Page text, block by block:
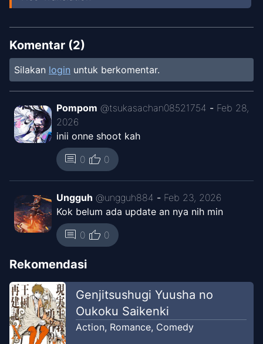
Komentar (2)
Silakan login untuk berkomentar.
Pompom @tsukasachan08521754 - Feb 28,
2026
inii onne shoot kah
comment 0 thumb_up 0
Ungguh @ungguh884 - Feb 23, 2026
Kok belum ada update an nya nih min
comment 0 thumb_up 0
Rekomendasi
Genjitsushugi Yuusha no
Oukoku Saikenki
Action, Romance, Comedy